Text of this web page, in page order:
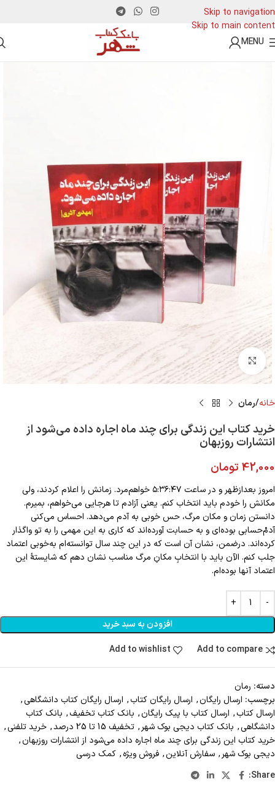
Skip to navigation
Skip to main content
MENU
Click to enlarge
خانه رمان
خرید کتاب این زندگی برای چند ماه اجاره داده می‌شود از
انتشارات روزبهان
42,000 تومان
امروز بعدازظهر و در ساعت ۵:۳۶:۴۷ خواهم‌مرد. زمانش را اعلام کردند، ولی
مکانش را خودم باید انتخاب کنم. یعنی آزادم تا هرجایی می‌خواهم، بمیرم.
دانستن زمان و مکان مرگ، حس خوبی به آدم می‌دهد. احساس می‌کنی
آدمْ‌حسابی بوده‌ای و به حسابت آورده‌اند که کاری به این مهمی را به تو واگذار
کرده‌اند. درضمن، نشان آن است که در این چند سال توانسته‌ام به‌خوبی اعتماد
جلب کنم. الآن باید با انتخابِ مکانِ مرگ مناسب نشان دهم که شایستهٔ این
اعتماد آنها بوده‌ام.
افزودن به سبد خرید
Add to compare
Add to wishlist
دسته: رمان
برچسب: ارسال رايگان, ارسال رايگان کتاب, ارسال رايگان کتاب دانشگاهي,
ارسال کتاب, ارسال کتاب با پيک رايگان, بانک کتاب تخفيف, بانک کتاب
دانشگاهی, بانک کتاب دیجی بوک شهر, تخفیف 15 تا 25 درصد , خريد تلفني,
خرید کتاب این زندگی برای چند ماه اجاره داده می‌شود از انتشارات روزبهان,
دیجی بوک شهر, سفارش آنلاين, فروش ويژه, کمک درسی
Share: